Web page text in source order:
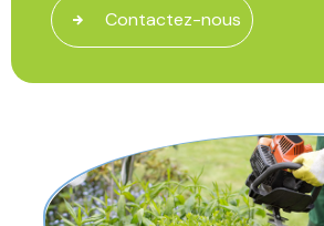
Contactez-nous